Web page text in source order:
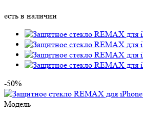
есть в наличии
-50%
Модель